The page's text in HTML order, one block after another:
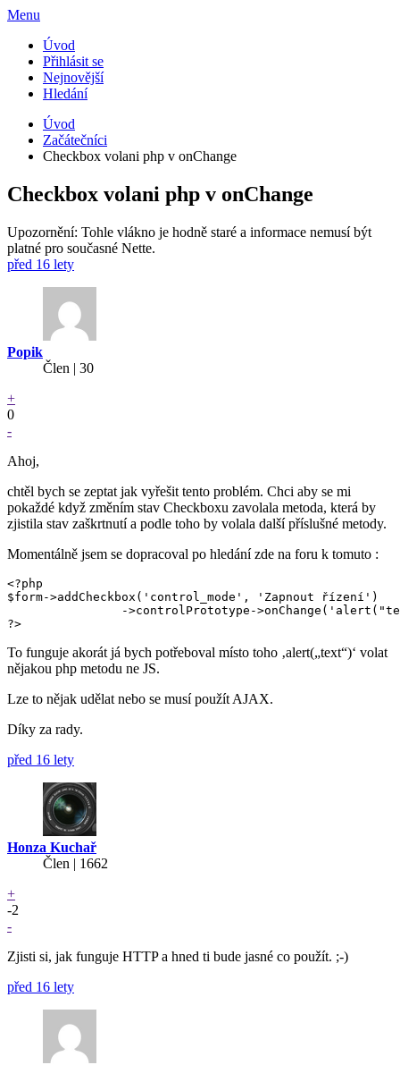
Menu
Úvod
Přihlásit se
Nejnovější
Hledání
Úvod
Začátečníci
Checkbox volani php v onChange
Checkbox volani php v onChange
Upozornění: Tohle vlákno je hodně staré a informace nemusí být
platné pro současné Nette.
před 16 lety
Popik
Člen | 30
+
0
-
Ahoj,
chtěl bych se zeptat jak vyřešit tento problém. Chci aby se mi
pokaždé když změním stav Checkboxu zavolala metoda, která by
zjistila stav zaškrtnutí a podle toho by volala další příslušné metody.
Momentálně jsem se dopracoval po hledání zde na foru k tomuto :
<?php
$form->addCheckbox('control_mode', 'Zapnout řízení')
->controlPrototype-
?>
To funguje akorát já bych potřeboval místo toho ‚alert(„text“)‘ volat
nějakou php metodu ne JS.
Lze to nějak udělat nebo se musí použít AJAX.
Díky za rady.
před 16 lety
Honza Kuchař
Člen | 1662
+
-2
-
Zjisti si, jak funguje HTTP a hned ti bude jasné co použít. ;-)
před 16 lety